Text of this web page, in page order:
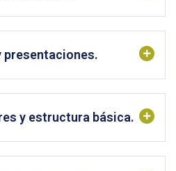
presentaciones.
y estructura básica.